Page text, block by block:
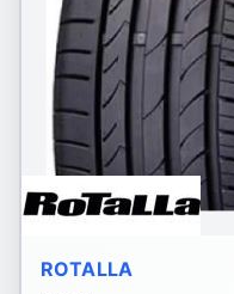
ROTALLA